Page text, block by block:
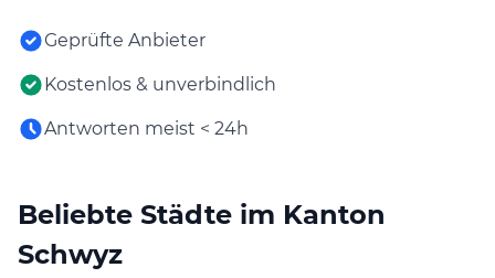
Geprüfte Anbieter
Kostenlos & unverbindlich
Antworten meist < 24h
Beliebte Städte im Kanton
Schwyz